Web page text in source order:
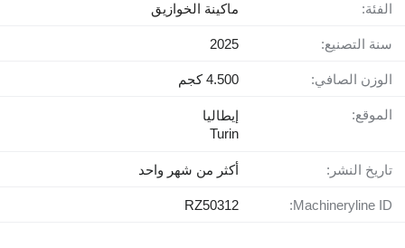
الفئة: ماكينة الخوازيق
سنة التصنيع: 2025
الوزن الصافي: 4.500 كجم
الموقع:
إيطاليا
Turin
تاريخ النشر: أكثر من شهر واحد
Machineryline ID:
RZ50312